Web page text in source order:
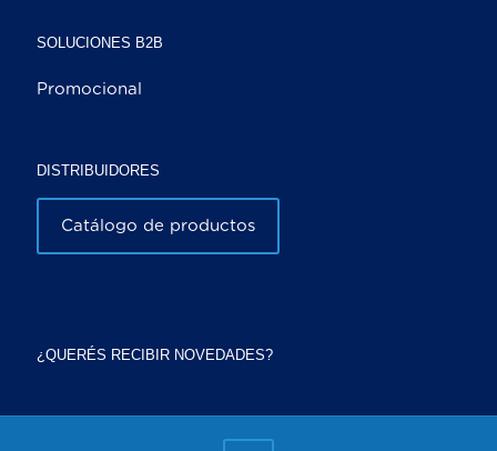
SOLUCIONES B2B
Promocional
DISTRIBUIDORES
Catálogo de productos
¿QUERÉS RECIBIR NOVEDADES?